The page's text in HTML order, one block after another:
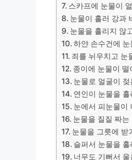
스카프에 눈물이
눈물이 흘러 강과
눈물을 흘리지 않
하얀 손수건에
죄를 뉘우치고 눈
종이에 눈물이
눈물로 얼굴이 젖
연인이 눈물을
눈에서 피눈물이
눈물을 질질 짜는
눈물을 그릇에 받
슬퍼서 눈물을 흘
너무도 기뻐서